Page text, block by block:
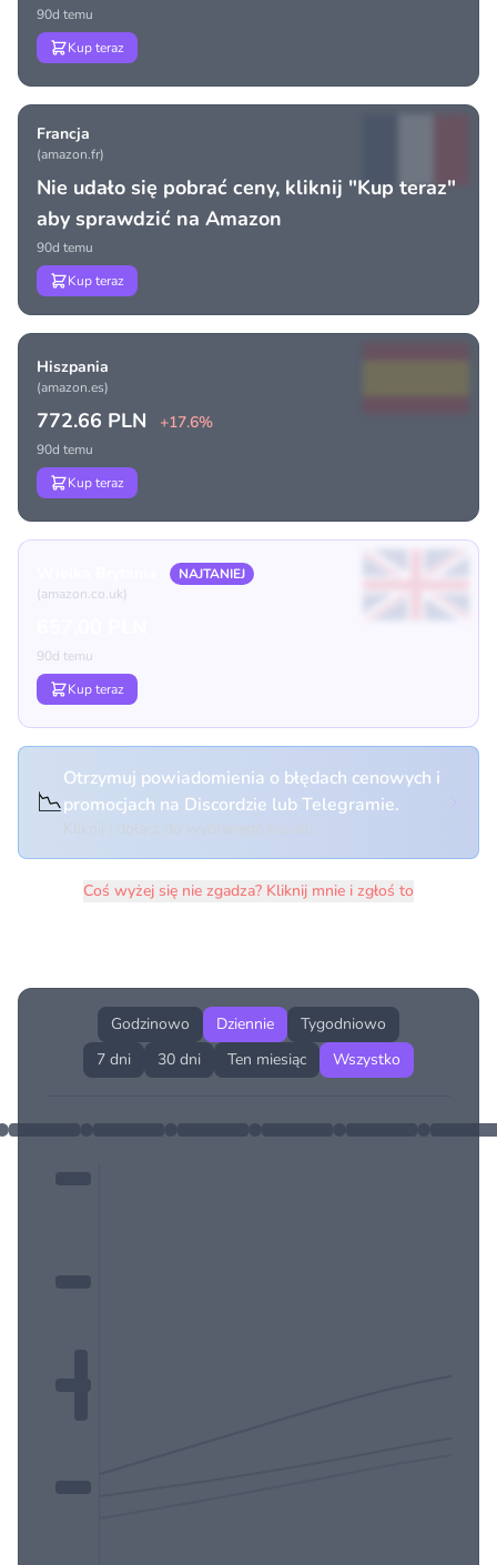
90d temu
Kup teraz
Francja
(amazon.fr)
Nie udało się pobrać ceny, kliknij "Kup teraz"
aby sprawdzić na Amazon
90d temu
Kup teraz
Hiszpania
(amazon.es)
772.66 PLN +17.6%
90d temu
Kup teraz
NAJTANIEJ
(amazon.co.uk)
90d temu
Kup teraz
📉
Otrzymuj powiadomienia o błędach cenowych i
promocjach na Discordzie lub Telegramie.
Coś wyżej się nie zgadza? Kliknij mnie i zgłoś to
Godzinowo Dziennie
Tygodniowo
7 dni
30 dni Ten miesiąc Wszystko